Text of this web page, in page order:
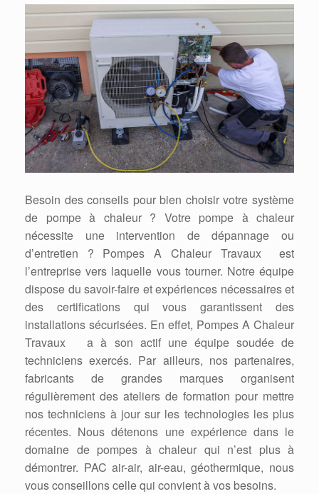
Besoin des conseils pour bien choisir votre système
de pompe à chaleur ? Votre pompe à chaleur
nécessite une intervention de dépannage ou
d’entretien ? Pompes A Chaleur Travaux est
l’entreprise vers laquelle vous tourner. Notre équipe
dispose du savoir-faire et expériences nécessaires et
des certifications qui vous garantissent des
installations sécurisées. En effet, Pompes A Chaleur
Travaux a à son actif une équipe soudée de
techniciens exercés. Par ailleurs, nos partenaires,
fabricants de grandes marques organisent
régulièrement des ateliers de formation pour mettre
nos techniciens à jour sur les technologies les plus
récentes. Nous détenons une expérience dans le
domaine de pompes à chaleur qui n’est plus à
démontrer. PAC air-air, air-eau, géothermique, nous
vous conseillons celle qui convient à vos besoins.